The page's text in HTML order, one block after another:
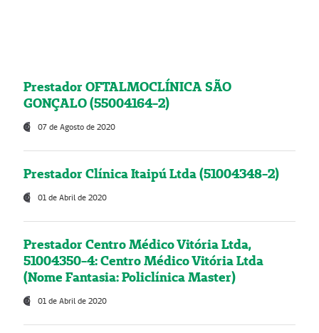
Prestador OFTALMOCLÍNICA SÃO
GONÇALO (55004164-2)
07 de Agosto de 2020
Prestador Clínica Itaipú Ltda (51004348-2)
01 de Abril de 2020
Prestador Centro Médico Vitória Ltda,
51004350-4: Centro Médico Vitória Ltda
(Nome Fantasia: Policlínica Master)
01 de Abril de 2020